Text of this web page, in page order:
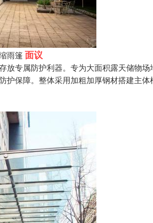
雨篷 面议
放专属防护利器。专为大面积露天储物
护保障。整体采用加粗加厚钢材搭建主